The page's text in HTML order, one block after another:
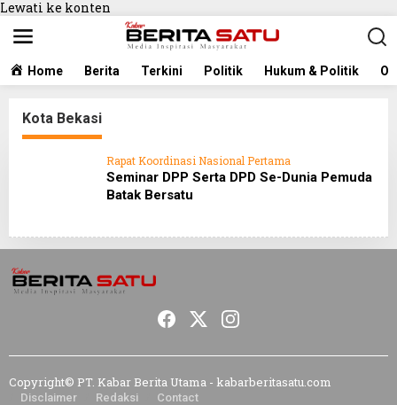
Lewati ke konten
Home Berita Terkini Politik Hukum & Politik
Kota Bekasi
Rapat Koordinasi Nasional Pertama
Seminar DPP Serta DPD Se-Dunia Pemuda
Batak Bersatu
Copyright© PT. Kabar Berita Utama - kabarberitasatu.com
Disclaimer Redaksi Contact